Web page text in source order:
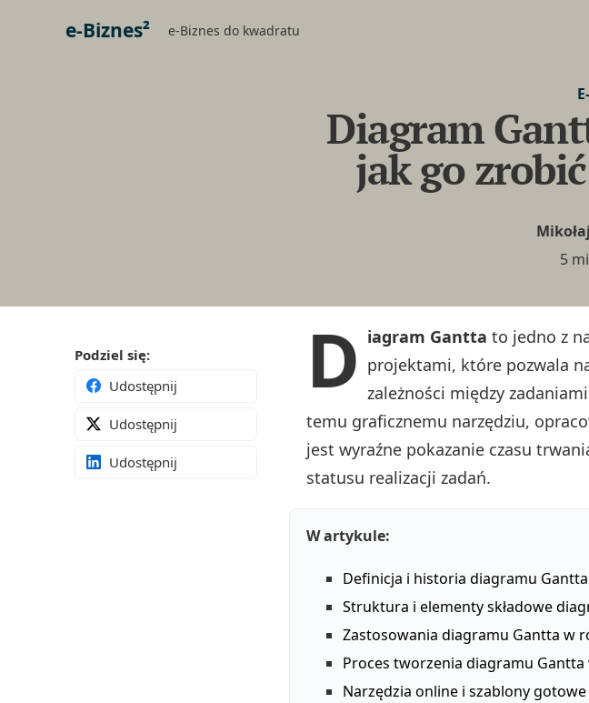
e-Biznes² e-Biznes do kwadratu
Diagram
jak go
5
Podziel się:
Udostępnij
Udostępnij
Udostępnij
D iagram Gantta to jedno z
projektami, które pozwala
zależności między
temu graficznemu narzędziu,
jest wyraźne pokazanie czasu
statusu realizacji zadań.
W artykule:
Definicja i historia diagramu Gantta
Struktura i elementy składowe
Zastosowania diagramu Gantta w
Proces tworzenia diagramu Gantta
Narzędzia online i szablony